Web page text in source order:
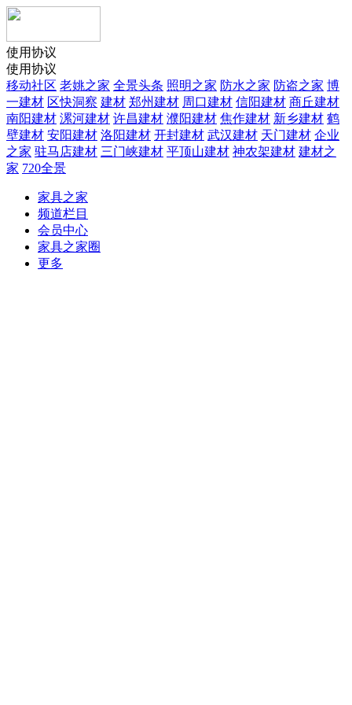
使用协议
使用协议
移动社区 老姚之家 全景头条 照明之家 防水之家 防盗之家 博
一建材 区快洞察 建材 郑州建材 周口建材 信阳建材 商丘建材
南阳建材 漯河建材 许昌建材 濮阳建材 焦作建材 新乡建材 鹤
壁建材 安阳建材 洛阳建材 开封建材 武汉建材 天门建材 企业
之家 驻马店建材 三门峡建材 平顶山建材 神农架建材 建材之
家 720全景
家具之家
频道栏目
会员中心
家具之家圈
更多